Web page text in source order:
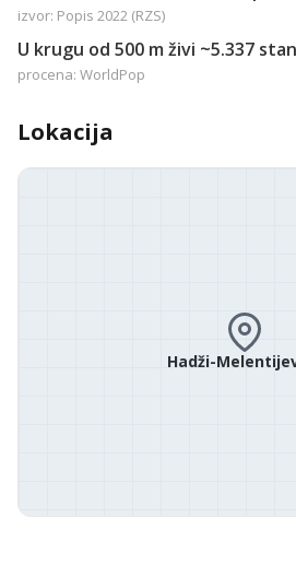
izvor: Popis 2022 (RZS)
U krugu od 500 m živi ~5.337
procena: WorldPop
Lokacija
Hadži-